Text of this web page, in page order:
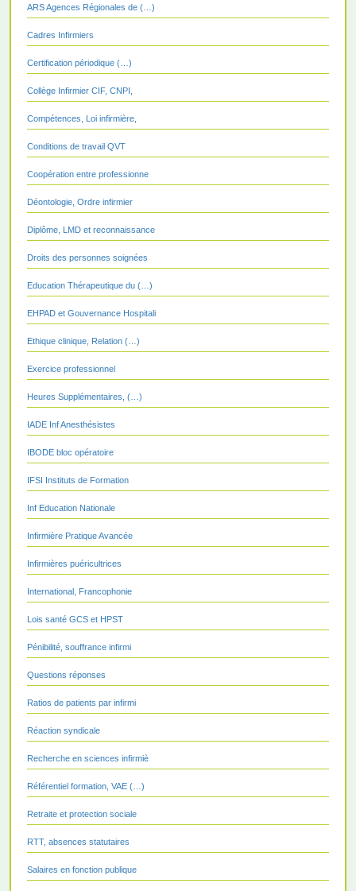
ARS Agences Régionales de (…)
Cadres Infirmiers
Certification périodique (…)
Collège Infirmier CIF, CNPI,
Compétences, Loi infirmière,
Conditions de travail QVT
Coopération entre professionne
Déontologie, Ordre infirmier
Diplôme, LMD et reconnaissance
Droits des personnes soignées
Education Thérapeutique du (…)
EHPAD et Gouvernance Hospitali
Ethique clinique, Relation (…)
Exercice professionnel
Heures Supplémentaires, (…)
IADE Inf Anesthésistes
IBODE bloc opératoire
IFSI Instituts de Formation
Inf Education Nationale
Infirmière Pratique Avancée
Infirmières puéricultrices
International, Francophonie
Lois santé GCS et HPST
Pénibilité, souffrance infirmi
Questions réponses
Ratios de patients par infirmi
Réaction syndicale
Recherche en sciences infirmiè
Référentiel formation, VAE (…)
Retraite et protection sociale
RTT, absences statutaires
Salaires en fonction publique